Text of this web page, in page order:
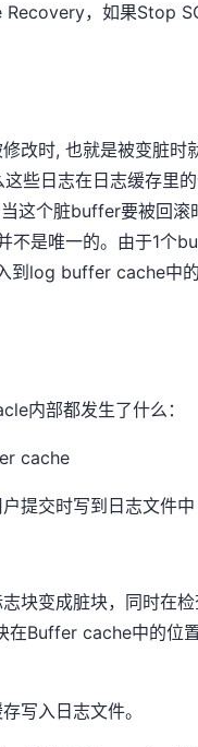
，如果Stop
改时, 也就是被变脏时
些日志在日志缓存里
这个脏buffer要被回
不是唯一的。由于1个
到log buffer cache中
内部都发生了什么：
cache
提交时写到日志文件中
块变成脏块，同时在
在Buffer cache中的位
写入日志文件。